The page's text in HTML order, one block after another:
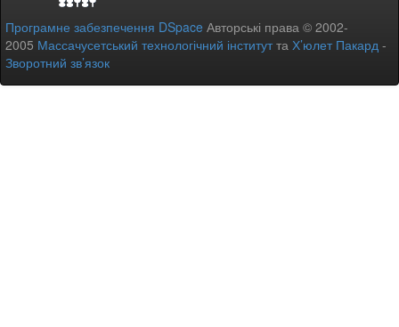
Програмне забезпечення DSpace Авторські права © 2002-
2005 Массачусетський технологічний інститутта Х’юлет Пакард -
Зворотний зв’язок